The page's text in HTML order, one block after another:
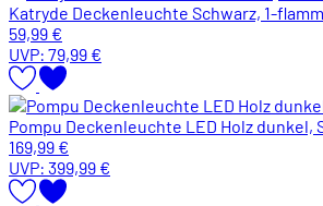
Katryde Deckenleuchte Schwarz, 1-
59,99 €
UVP: 79,99 €
Pompu Deckenleuchte LED Holz dunkel,
169,99 €
UVP: 399,99 €